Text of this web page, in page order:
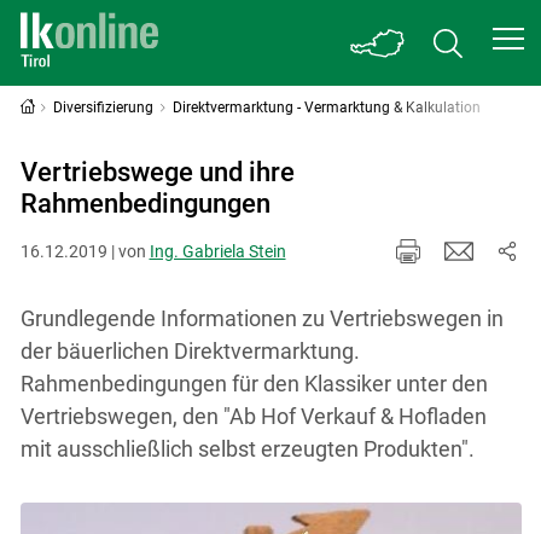
Diversifizierung Direktvermarktung - Vermarktung & Kalkulation
Vertriebswege und ihre
Rahmenbedingungen
16.12.2019 | von Ing. Gabriela Stein
Grundlegende Informationen zu Vertriebswegen in
der bäuerlichen Direktvermarktung.
Rahmenbedingungen für den Klassiker unter den
Vertriebswegen, den "Ab Hof Verkauf & Hofladen
mit ausschließlich selbst erzeugten Produkten".